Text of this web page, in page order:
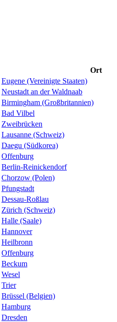
Ort
Eugene (Vereinigte Staaten)
Neustadt an der Waldnaab
Birmingham (Großbritannien)
Bad Vilbel
Zweibrücken
Lausanne (Schweiz)
Daegu (Südkorea)
Offenburg
Berlin-Reinickendorf
Chorzow (Polen)
Pfungstadt
Dessau-Roßlau
Zürich (Schweiz)
Halle (Saale)
Hannover
Heilbronn
Offenburg
Beckum
Wesel
Trier
Brüssel (Belgien)
Hamburg
Dresden